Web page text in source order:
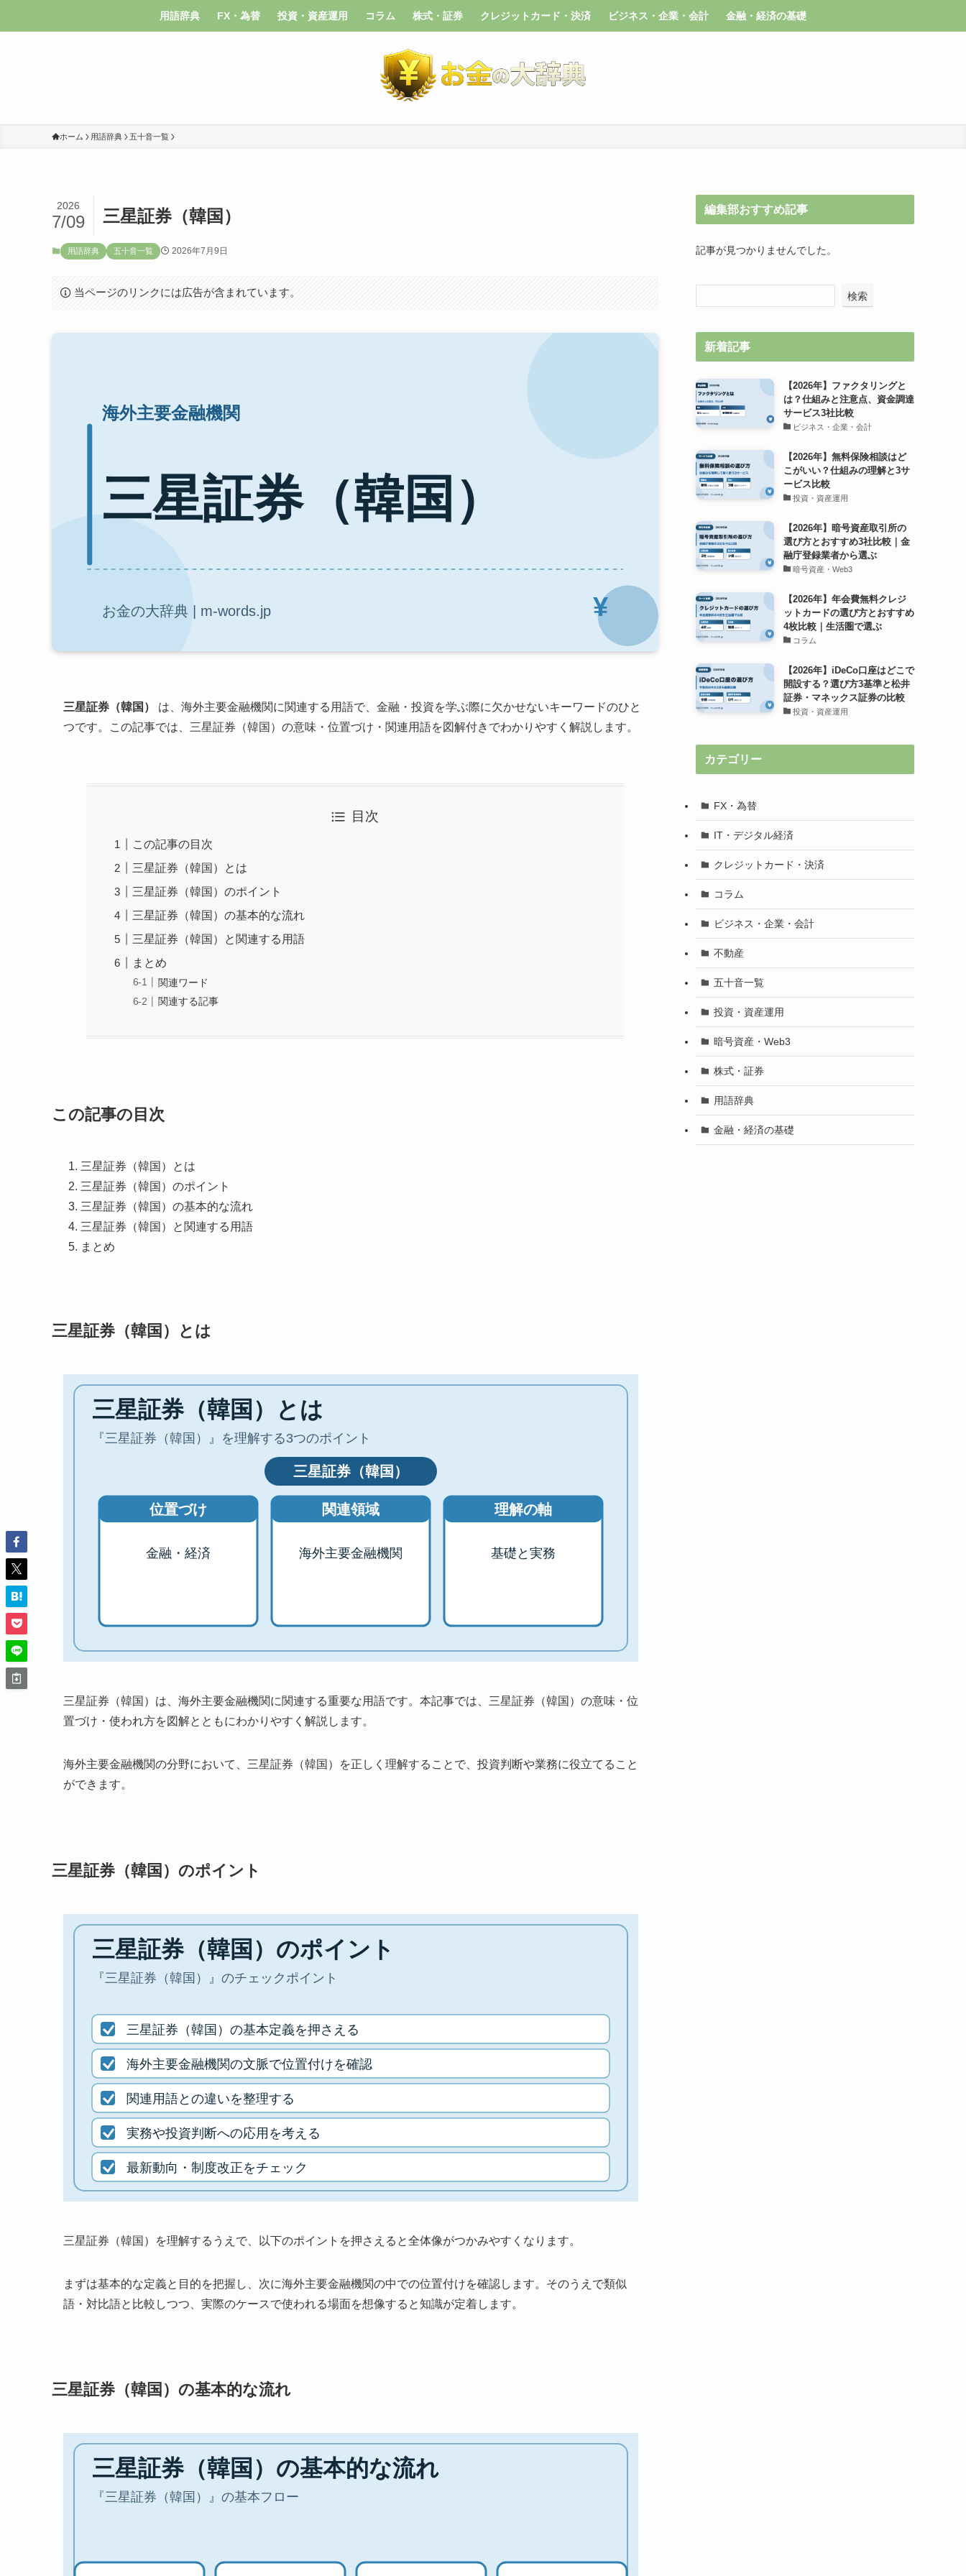
用語辞典 FX・為替 投資・資産運用 コラム 株式・証券 クレジットカード・決済 ビジネス・企業・会計 金融・経済の基礎
ホーム 用語辞典 五十音一覧
三星証券（韓国）
2026
7/09
用語辞典 五十音一覧 2026年7月9日
当ページのリンクには広告が含まれています。
三星証券（韓国）
は、海外主要金融機関に関連する用語で、金融・投資を学ぶ際に欠かせないキーワードのひと
つです。この記事では、三星証券（韓国）の意味・位置づけ・関連用語を図解付きでわかりやすく解説します。
目次
この記事の目次
三星証券（韓国）とは
三星証券（韓国）のポイント
三星証券（韓国）の基本的な流れ
三星証券（韓国）と関連する用語
まとめ
関連ワード
関連する記事
この記事の目次
三星証券（韓国）とは
三星証券（韓国）のポイント
三星証券（韓国）の基本的な流れ
三星証券（韓国）と関連する用語
まとめ
三星証券（韓国）とは
三星証券（韓国）は、海外主要金融機関に関連する重要な用語です。本記事では、三星証券（韓国）の意味・位
置づけ・使われ方を図解とともにわかりやすく解説します。
海外主要金融機関の分野において、三星証券（韓国）を正しく理解することで、投資判断や業務に役立てること
ができます。
三星証券（韓国）のポイント
三星証券（韓国）を理解するうえで、以下のポイントを押さえると全体像がつかみやすくなります。
まずは基本的な定義と目的を把握し、次に海外主要金融機関の中での位置付けを確認します。そのうえで類似
語・対比語と比較しつつ、実際のケースで使われる場面を想像すると知識が定着します。
三星証券（韓国）の基本的な流れ
編集部おすすめ記事
記事が見つかりませんでした。
検索
新着記事
【2026年】ファクタリングと
は？仕組みと注意点、資金調達
サービス3社比較
ビジネス・企業・会計
【2026年】無料保険相談はど
こがいい？仕組みの理解と3サ
ービス比較
投資・資産運用
【2026年】暗号資産取引所の
選び方とおすすめ3社比較｜金
融庁登録業者から選ぶ
暗号資産・Web3
【2026年】年会費無料クレジ
ットカードの選び方とおすすめ
4枚比較｜生活圏で選ぶ
コラム
【2026年】iDeCo口座はどこで
開設する？選び方3基準と松井
証券・マネックス証券の比較
投資・資産運用
カテゴリー
FX・為替
IT・デジタル経済
クレジットカード・決済
コラム
ビジネス・企業・会計
不動産
五十音一覧
投資・資産運用
暗号資産・Web3
株式・証券
用語辞典
金融・経済の基礎